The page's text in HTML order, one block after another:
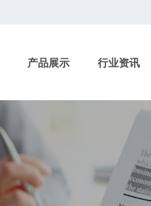
产品展示 行业资讯